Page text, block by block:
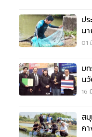
ป
น
ห
01
ม
น
รา
16
ส
ค